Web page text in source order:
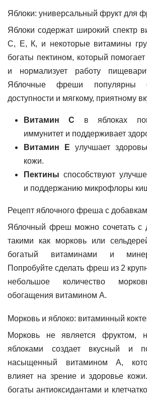
Яблоки: универсальный фрукт для
Яблоки содержат широкий спектр
С, Е, К, и некоторые витамины
богаты пектином, который
и нормализует работу
Яблочные фреши популярны
доступности и мягкому, приятному
Витамин С в яблоках
иммунитет и поддерживает
Витамин Е улучшает
кожи.
Пектины способствуют
и поддержанию микрофлоры
Рецепт яблочного фреша с
Яблочный фреш можно сочетать с
такими как морковь или
богатый витаминами и
Попробуйте сделать фреш из 2
небольшое количество
обогащения витамином А.
Морковь и яблоко: витаминный
Морковь не является фруктом,
яблоками создает вкусный и
насыщенный витамином А,
влияет на зрение и здоровье
богаты антиоксидантами и